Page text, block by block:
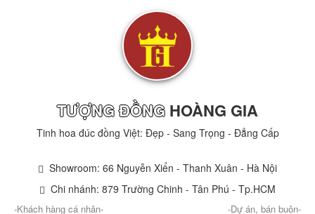
TƯỢNG ĐỒNG HOÀNG GIA
Tinh hoa đúc đồng Việt: Đẹp - Sang Trọng - Đẳng Cấp
Showroom: 66 Nguyễn Xiển - Thanh Xuân - Hà Nội
Chi nhánh: 879 Trường Chinh - Tân Phú - Tp.HCM
-Khách hàng cá nhân- -Dự án, bán buôn-